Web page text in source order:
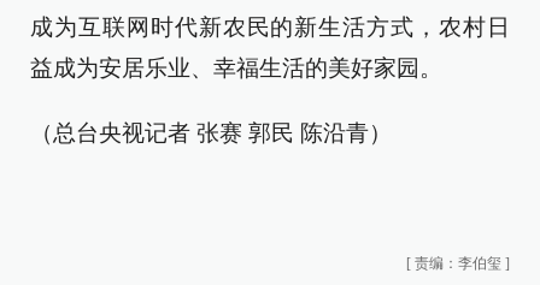
成为互联网时代新农民的新生活方式，农村日
益成为安居乐业、幸福生活的美好家园。
（总台央视记者 张赛 郭民 陈沿青）
[ 责编：李伯玺 ]